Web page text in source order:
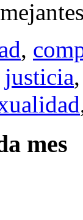
,
justicia
mes